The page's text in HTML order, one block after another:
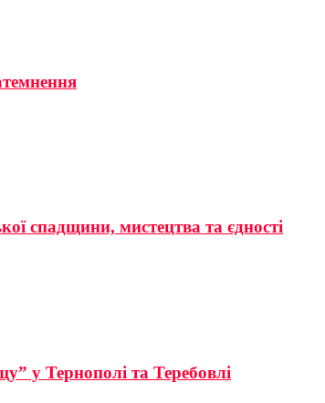
спадщини, мистецтва та єдності
у Тернополі та Теребовлі